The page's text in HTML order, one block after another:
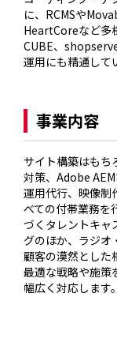
に、RCMSや
HeartCoreなど多
CUBE、
運用にも精通して
事業内容
サイト構築はもち
対策、Adobe
運用代行、映像制
べての付帯業務を
づくタレントキャ
グのほか、ラジオ
顧客の漠然とした
最適な戦略や施策
幅広く対応します。